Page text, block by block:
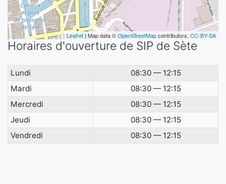
Leaflet | Map data ©OpenStreetMapcontributors, CC-BY-SA
Horaires d'ouverture de SIP de Sète
Lundi
08:30 — 12:15
Mardi
08:30 — 12:15
Mercredi
08:30 — 12:15
Jeudi
08:30 — 12:15
Vendredi
08:30 — 12:15